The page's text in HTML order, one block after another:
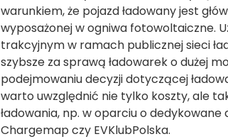
warunkiem, że pojazd ładowany jest
wyposażonej w ogniwa fotowoltaiczne.
trakcyjnym w ramach publicznej sieci
szybsze za sprawą ładowarek o dużej
podejmowaniu decyzji dotyczącej
warto uwzględnić nie tylko koszty, ale
ładowania, np. w oparciu o
Chargemap czy EVKlubPolska.